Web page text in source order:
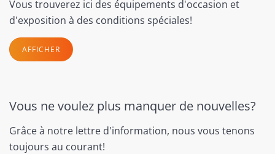
Vous trouverez ici des équipements d'occasion et
d'exposition à des conditions spéciales!
AFFICHER
Vous ne voulez plus manquer de nouvelles?
Grâce à notre lettre d'information, nous vous tenons
toujours au courant!